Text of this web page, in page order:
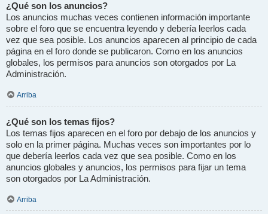
¿Qué son los anuncios?
Los anuncios muchas veces contienen información importante
sobre el foro que se encuentra leyendo y debería leerlos cada
vez que sea posible. Los anuncios aparecen al principio de cada
página en el foro donde se publicaron. Como en los anuncios
globales, los permisos para anuncios son otorgados por La
Administración.
Arriba
¿Qué son los temas fijos?
Los temas fijos aparecen en el foro por debajo de los anuncios y
solo en la primer página. Muchas veces son importantes por lo
que debería leerlos cada vez que sea posible. Como en los
anuncios globales y anuncios, los permisos para fijar un tema
son otorgados por La Administración.
Arriba